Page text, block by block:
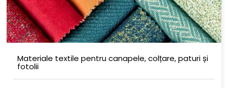
Materiale textile pentru canapele, colțare, paturi și
fotolii